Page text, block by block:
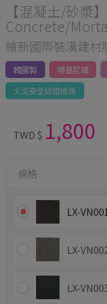
【混凝土/砂漿
Concrete/
繪新國際裝潢建材
韓國製 博基尼礦
火災安全認證檢測
TWD $ 1,800
規格
LX-
LX-
LX-